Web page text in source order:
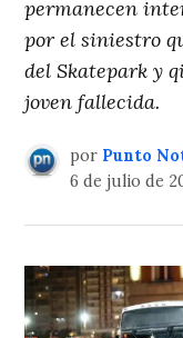
permanecen
por el siniestro
del Skatepark y
joven fallecida.
por Punto
6 de julio de